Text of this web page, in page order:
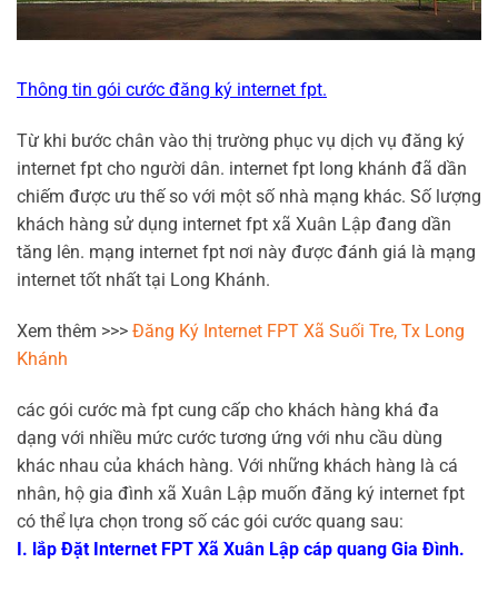
Thông tin gói cước đăng ký internet fpt.
Từ khi bước chân vào thị trường phục vụ dịch vụ đăng ký
internet fpt cho người dân. internet fpt long khánh đã dần
chiếm được ưu thế so với một số nhà mạng khác. Số lượng
khách hàng sử dụng internet fpt xã Xuân Lập đang dần
tăng lên. mạng internet fpt nơi này được đánh giá là mạng
internet tốt nhất tại Long Khánh.
Xem thêm >>> Đăng Ký Internet FPT Xã Suối Tre, Tx Long
Khánh
các gói cước mà fpt cung cấp cho khách hàng khá đa
dạng với nhiều mức cước tương ứng với nhu cầu dùng
khác nhau của khách hàng. Với những khách hàng là cá
nhân, hộ gia đình xã Xuân Lập muốn đăng ký internet fpt
có thể lựa chọn trong số các gói cước quang sau:
I. lắp Đặt Internet FPT Xã Xuân Lập cáp quang Gia Đình.